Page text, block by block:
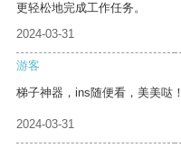
更轻松地完成工作任务。
2024-03-31
游客
梯子神器，ins随便看，美美哒！
2024-03-31